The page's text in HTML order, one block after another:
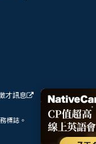
才訊息 我們的展望
標誌。